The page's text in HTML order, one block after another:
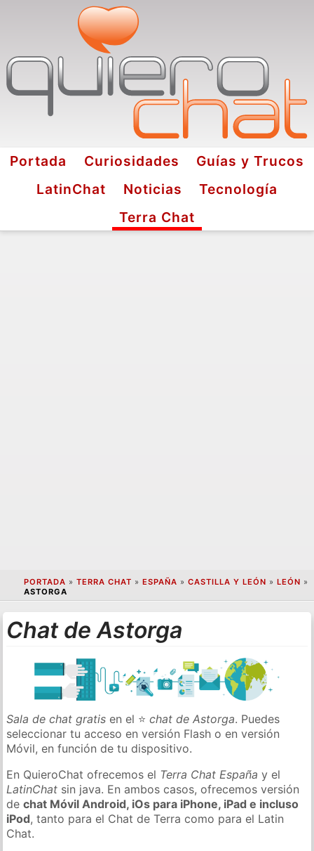
Portada Curiosidades
Guías y Trucos
LatinChat
Noticias
Tecnología
Terra Chat
PORTADA » TERRA CHAT » ESPAÑA » CASTILLA Y LEÓN » LEÓN »
ASTORGA
Chat de Astorga
Sala de chat gratis en el ⭐chat de Astorga. Puedes
seleccionar tu acceso en versión Flash o en versión
Móvil, en función de tu dispositivo.
En QuieroChat ofrecemos el Terra Chat España y el
LatinChat sin java. En ambos casos, ofrecemos versión
dechat Móvil Android, iOs para iPhone, iPad e incluso
iPod, tanto para el Chat de Terra como para el Latin
Chat.